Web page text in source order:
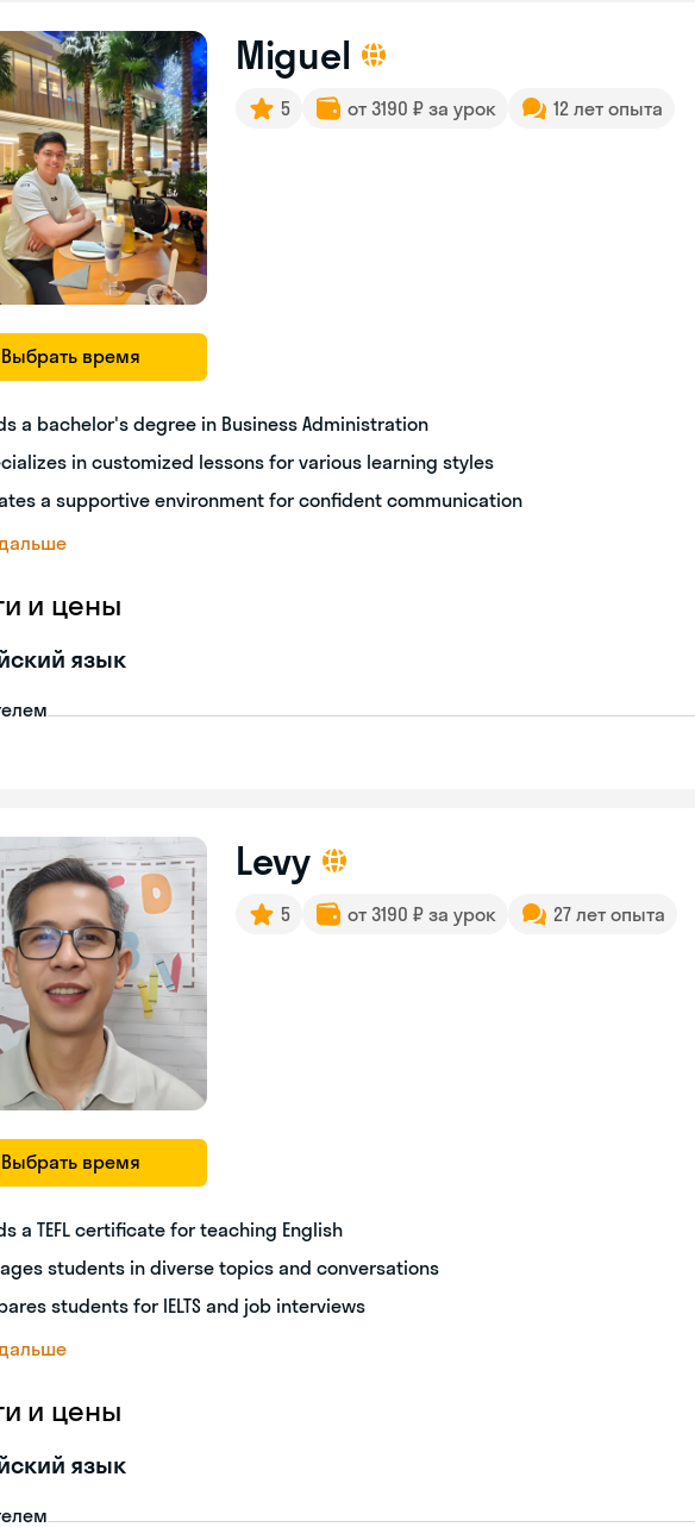
Выбрать время
Miguel
5 от 3190 ₽ за урок 12 лет опыта
a bachelor's degree in Business Administration
in customized lessons for various learning styles
a supportive environment for confident communication
и цены
язык
Выбрать время
Levy
5 от 3190 ₽ за урок 27 лет опыта
a TEFL certificate for teaching English
students in diverse topics and conversations
students for IELTS and job interviews
и цены
язык